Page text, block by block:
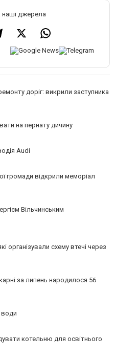
наші джерела
доріг: викрили заступника
на пернату дичину
Audi
громади відкрили меморіал
Вільчинським
організували схему втечі через
за липень народилося 56
котельню для освітнього